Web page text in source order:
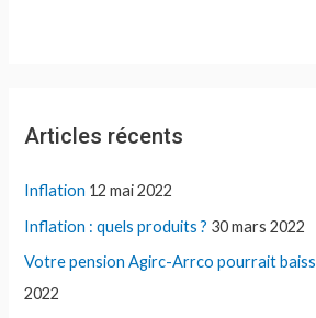
Articles récents
Inflation 12 mai 2022
Inflation : quels produits ? 30 mars 2022
Votre pension Agirc-Arrco pourrait
2022